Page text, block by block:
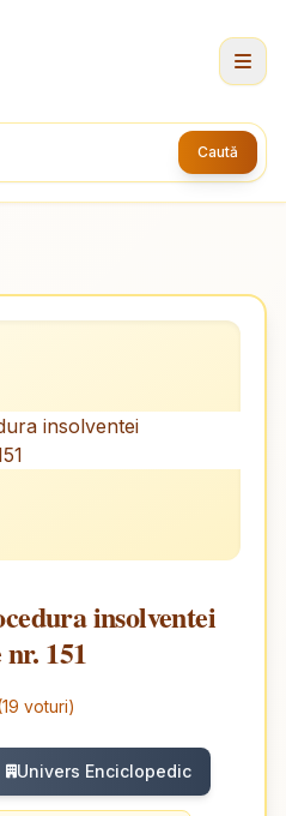
Caută
insolventei
151
voturi)
Univers Enciclopedic